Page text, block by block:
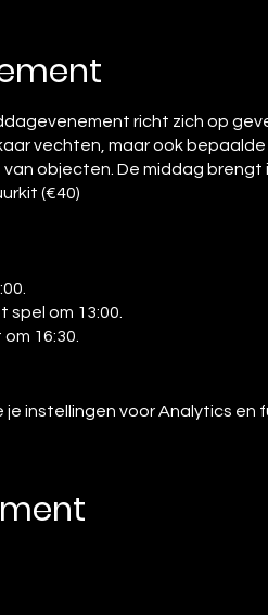
richt zich op
vechten, maar ook
objecten. De middag
(€40)
om 13:00.
16:30.
instellingen voor Analytics en